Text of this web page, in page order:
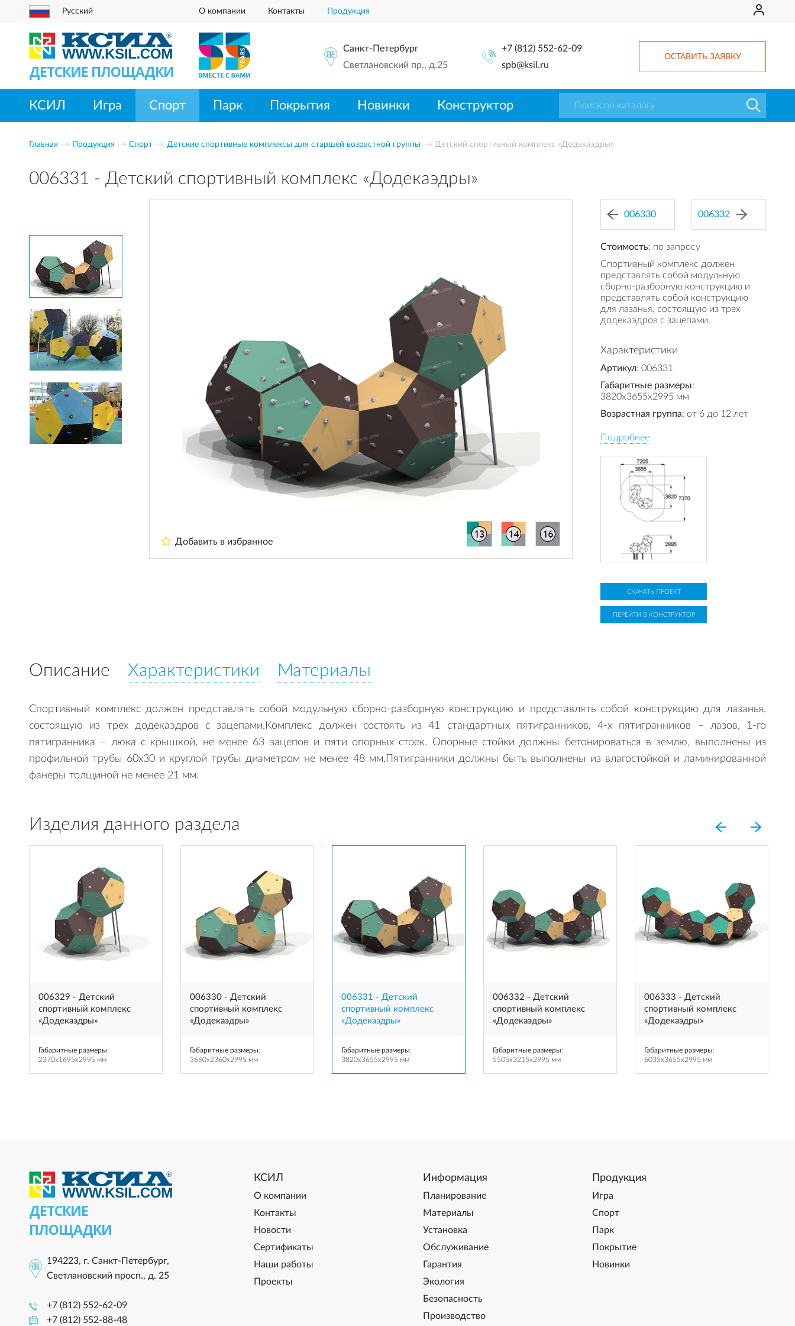
Русский О компании Контакты Продукция
ДЕТСКИЕ ПЛОЩАДКИ
Санкт-Петербург
Светлановский пр., д.25
+7 (812) 552-62-09
spb@ksil.ru
ОСТАВИТЬ ЗАЯВКУ
КСИЛ Игра Спорт Парк Покрытия Новинки Конструктор
Главная Продукция Спорт Детские спортивные комплексы для старшей возрастной группы Детский спортивный комплекс «Додекаэдры»
006331 - Детский спортивный комплекс «Додекаэдры»
Добавить в избранное
006330 006332
Стоимость: по запросу
Спортивный комплекс должен
представлять собой модульную
сборно-разборную конструкцию и
представлять собой конструкцию
для лазанья, состоящую из трех
додекаэдров с зацепами.
Характеристики
Артикул: 006331
Габаритные размеры:
3820x3655x2995 мм
Возрастная группа: от 6 до 12 лет
Подробнее
СКАЧАТЬ ПРОЕКТ
ПЕРЕЙТИ В КОНСТРУКТОР
Описание Характеристики Материалы
Спортивный комплекс должен представлять собой модульную сборно-разборную конструкцию и представлять собой конструкцию для лазанья,
состоящую из трех додекаэдров с зацепами.Комплекс должен состоять из 41 стандартных пятигранников, 4-х пятигранников – лазов, 1-го
пятигранника – люка с крышкой, не менее 63 зацепов и пяти опорных стоек. Опорные стойки должны бетонироваться в землю, выполнены из
профильной трубы 60х30 и круглой трубы диаметром не менее 48 мм.Пятигранники должны быть выполнены из влагостойкой и ламинированной
фанеры толщиной не менее 21 мм.
Изделия данного раздела
006329 - Детский
спортивный комплекс
«Додекаэдры»
Габаритные размеры:
2370x1695x2995 мм
006330 - Детский
спортивный комплекс
«Додекаэдры»
Габаритные размеры:
3660x2360x2995 мм
006331 - Детский
спортивный комплекс
«Додекаэдры»
Габаритные размеры:
3820x3655x2995 мм
006332 - Детский
спортивный комплекс
«Додекаэдры»
Габаритные размеры:
5505x3215x2995 мм
006333 - Детский
спортивный комплекс
«Додекаэдры»
Габаритные размеры:
6035x3655x2995 мм
ДЕТСКИЕ
ПЛОЩАДКИ
194223, г. Санкт-Петербург,
Светлановский просп., д. 25
+7 (812) 552-62-09
+7 (812) 552-88-48
КСИЛ
О компании
Контакты
Новости
Сертификаты
Наши работы
Проекты
Информация
Планирование
Материалы
Установка
Обслуживание
Гарантия
Экология
Безопасность
Производство
Продукция
Игра
Спорт
Парк
Покрытие
Новинки